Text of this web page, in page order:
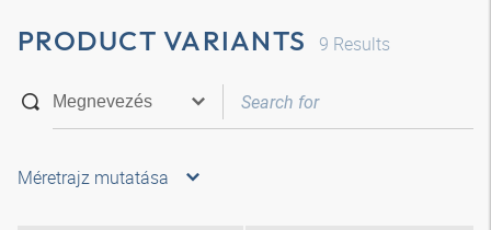
PRODUCT VARIANTS 9 Results
Méretrajz mutatása